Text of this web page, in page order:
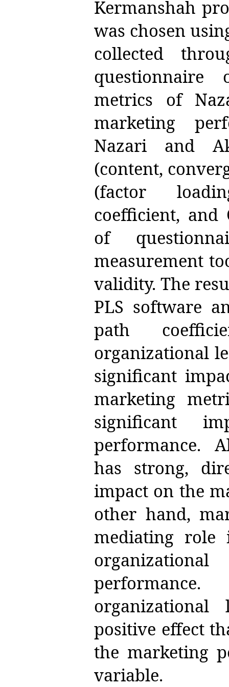
Kermanshah
was chosen
collected
metrics of
marketing
Nazari and
(content,
(factor
coefficient, and
of
measurement
validity. The
PLS software
path
organizational
significant
marketing
significant
performance.
has strong,
impact on the
other hand,
mediating role
positive effect
the marketing
variable.